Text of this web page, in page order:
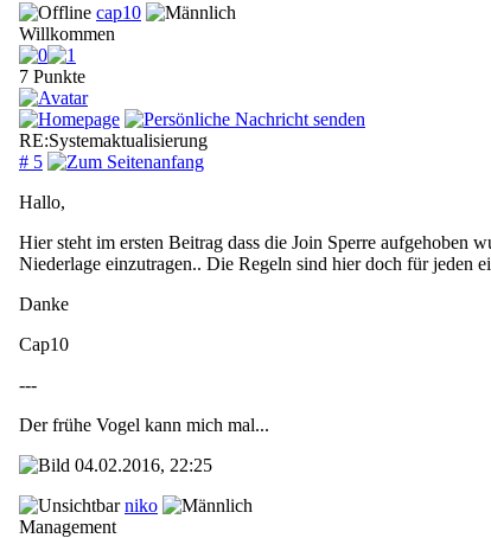
cap10
Willkommen
7 Punkte
RE:Systemaktualisierung
# 5
Hallo,
Hier steht im ersten Beitrag dass die Join Sperre aufgehoben
Niederlage einzutragen.. Die Regeln sind hier doch für jeden
Danke
Cap10
---
Der frühe Vogel kann mich mal...
04.02.2016, 22:25
niko
Management